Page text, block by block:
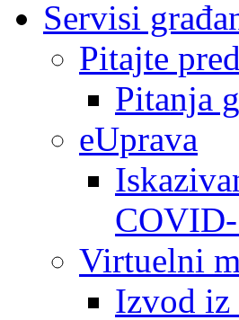
Servisi
Pitajte
Pitanja
eUprava
Virtuelni
Izvod iz